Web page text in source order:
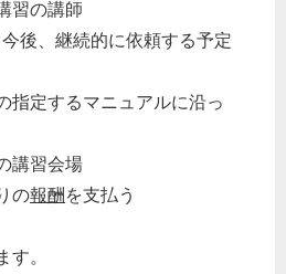
習の講師
後、継続的に依頼する予定
定するマニュアルに沿っ
講習会場
の報酬を支払う
。